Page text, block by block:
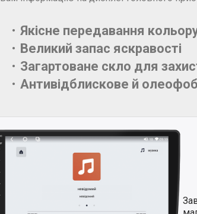
Якісне передавання
Великий запас яскравості
Загартоване скло для
Антивідблискове й